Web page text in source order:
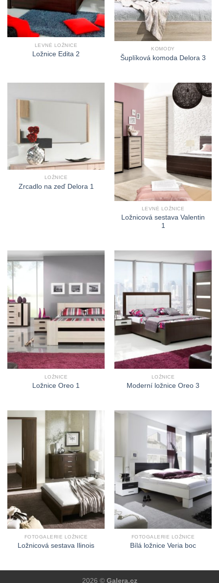
LEVNÉ LOŽNICE
Ložnice Edita 2
KOMODY
Šuplíková komoda Delora 3
LOŽNICE
Zrcadlo na zeď Delora 1
LEVNÉ LOŽNICE
Ložnicová sestava Valentin
1
LOŽNICE
Ložnice Oreo 1
LOŽNICE
Moderní ložnice Oreo 3
FOTOGALERIE LOŽNICE
Ložnicová sestava Ilinois
FOTOGALERIE LOŽNICE
Bílá ložnice Veria boc
2026 © Galera.cz